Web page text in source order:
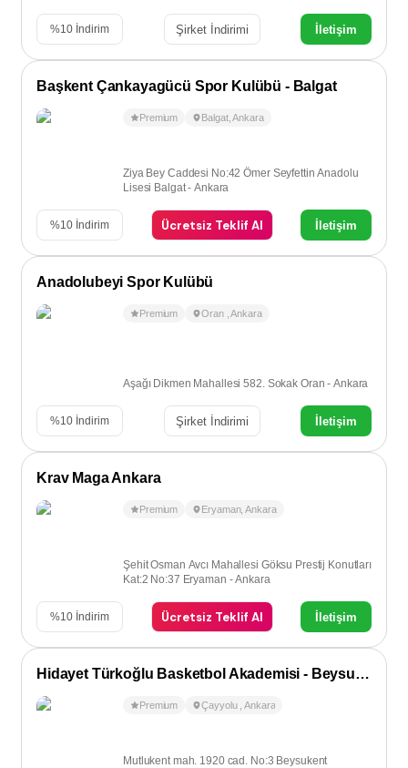
%10 İndirim Şirket İndirimi İletişim
Başkent Çankayagücü Spor Kulübü - Balgat
Premium Balgat,Ankara
Ziya Bey Caddesi No:42 Ömer Seyfettin Anadolu
Lisesi Balgat - Ankara
%10 İndirim Ücretsiz Teklif Al İletişim
Anadolubeyi Spor Kulübü
Premium Oran ,Ankara
Aşağı Dikmen Mahallesi 582. Sokak Oran - Ankara
%10 İndirim Şirket İndirimi İletişim
Krav Maga Ankara
Premium Eryaman,Ankara
Şehit Osman Avcı Mahallesi Göksu Prestij Konutları
Kat:2 No:37 Eryaman - Ankara
%10 İndirim Ücretsiz Teklif Al İletişim
Hidayet Türkoğlu Basketbol Akademisi - Beysukent/Çayyolu
Premium Çayyolu ,Ankara
Mutlukent mah. 1920 cad. No:3 Beysukent